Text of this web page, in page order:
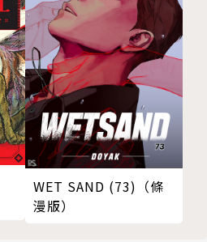
WET SAND (73)（條
漫版）